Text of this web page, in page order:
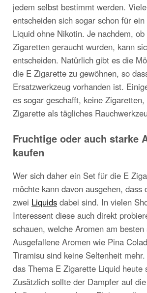
jedem selbst bestimmt werden.
entscheiden sich sogar schon für
Liquid ohne Nikotin. Je nachdem,
Zigaretten geraucht wurden, kann
entscheiden. Natürlich gibt es die
die E Zigarette zu gewöhnen, so
Ersatzwerkzeug vorhanden ist.
es sogar geschafft, keine
Zigarette als tägliches
Fruchtige oder auch starke
kaufen
Wer sich daher ein Set für die E
möchte kann davon ausgehen, dass
zwei Liquids dabei sind. In vielen
Interessent diese auch direkt
schauen, welche Aromen am besten
Ausgefallene Aromen wie Pina
Tiramisu sind keine Seltenheit
das Thema E Zigarette Liquid heute
Zusätzlich sollte der Dampfer auf